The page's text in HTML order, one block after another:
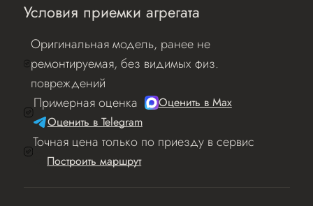
Условия приемки агрегата
Оригинальная модель, ранее не
ремонтируемая, без видимых физ.
повреждений
Примерная оценка
Оценить в Мах
Оценить в Telegram
Точная цена только по приезду в сервис
Построить маршрут